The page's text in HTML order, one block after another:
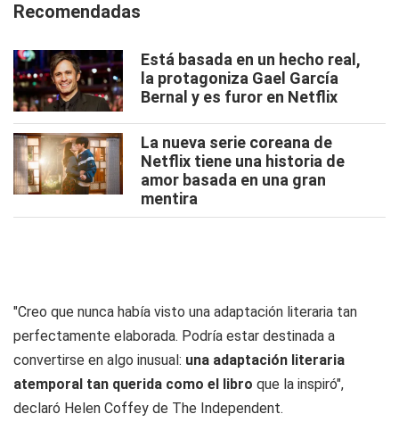
Recomendadas
Está basada en un hecho real,
la protagoniza Gael García
Bernal y es furor en Netflix
La nueva serie coreana de
Netflix tiene una historia de
amor basada en una gran
mentira
"Creo que nunca había visto una adaptación literaria tan
perfectamente elaborada. Podría estar destinada a
convertirse en algo inusual: una adaptación literaria
atemporal tan querida como el libro que la inspiró",
declaró Helen Coffey de The Independent.